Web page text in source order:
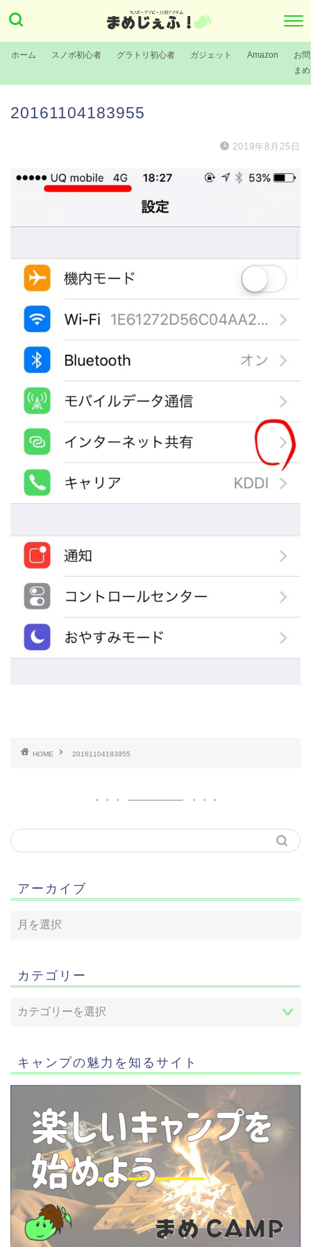
ホーム スノボ初心者 グラトリ初心者 ガジェット Amazon
お
ま
20161104183955
2019年8月25日
HOME 20161104183955
アーカイブ
カテゴリー
キャンプの魅力を知るサイト